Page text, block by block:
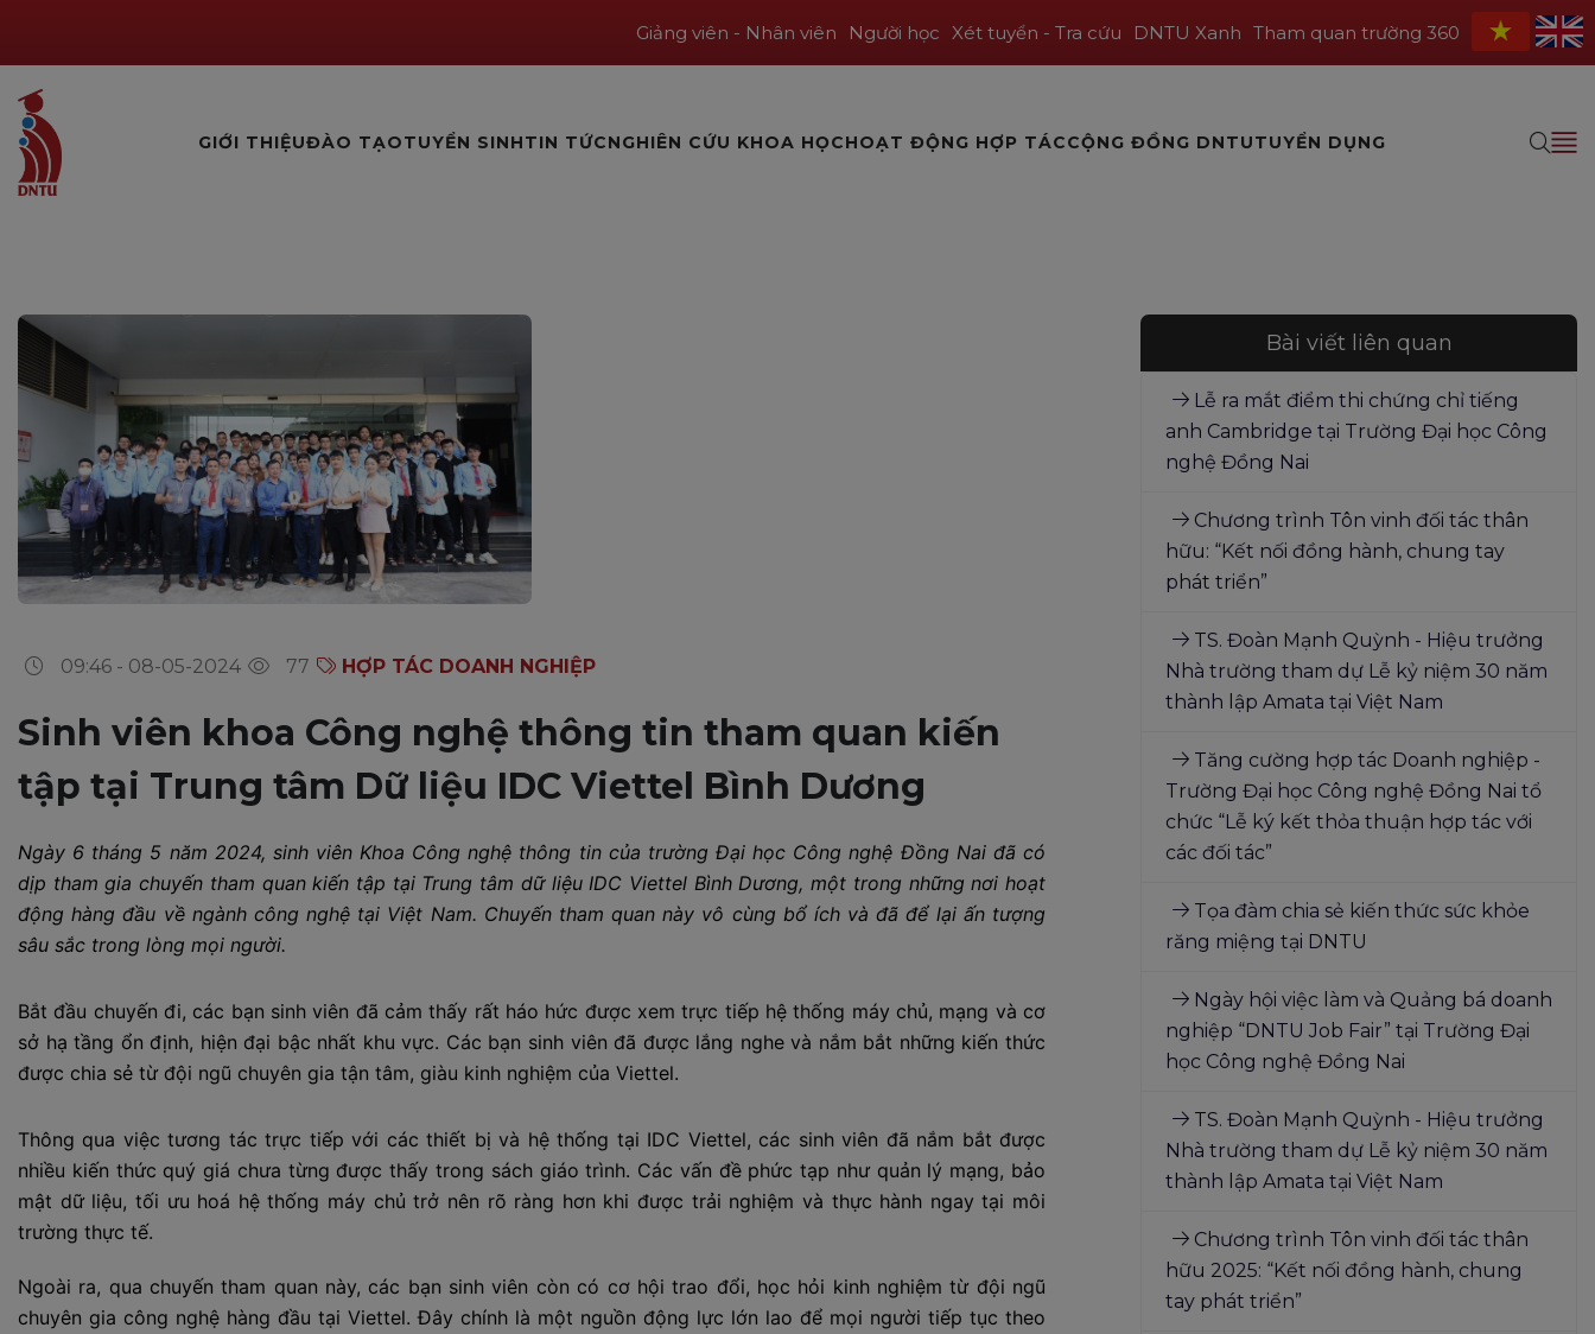
Giảng viên - Nhân viên Người học Xét tuyển - Tra cứu DNTU Xanh Tham quan trường 360
GIỚI THIỆUĐÀO TẠOTUYỂN SINHTIN TỨCNGHIÊN CỨU KHOA HỌCHOẠT ĐỘNG HỢP TÁCCỘNG ĐỒNG DNTUTUYỂN DỤNG
09:46 - 08-05-2024 77 HỢP TÁC DOANH NGHIỆP
Sinh viên khoa Công nghệ thông tin tham quan kiến
tập tại Trung tâm Dữ liệu IDC Viettel Bình Dương
Ngày 6 tháng 5 năm 2024, sinh viên Khoa Công nghệ thông tin của trường Đại học Công nghệ Đồng Nai đã có
dịp tham gia chuyến tham quan kiến tập tại Trung tâm dữ liệu IDC Viettel Bình Dương, một trong những nơi hoạt
động hàng đầu về ngành công nghệ tại Việt Nam. Chuyến tham quan này vô cùng bổ ích và đã để lại ấn tượng
sâu sắc trong lòng mọi người.
Bắt đầu chuyến đi, các bạn sinh viên đã cảm thấy rất háo hức được xem trực tiếp hệ thống máy chủ, mạng và cơ
sở hạ tầng ổn định, hiện đại bậc nhất khu vực. Các bạn sinh viên đã được lắng nghe và nắm bắt những kiến thức
được chia sẻ từ đội ngũ chuyên gia tận tâm, giàu kinh nghiệm của Viettel.
Thông qua việc tương tác trực tiếp với các thiết bị và hệ thống tại IDC Viettel, các sinh viên đã nắm bắt được
nhiều kiến thức quý giá chưa từng được thấy trong sách giáo trình. Các vấn đề phức tạp như quản lý mạng, bảo
mật dữ liệu, tối ưu hoá hệ thống máy chủ trở nên rõ ràng hơn khi được trải nghiệm và thực hành ngay tại môi
trường thực tế.
Ngoài ra, qua chuyến tham quan này, các bạn sinh viên còn có cơ hội trao đổi, học hỏi kinh nghiệm từ đội ngũ
chuyên gia công nghệ hàng đầu tại Viettel. Đây chính là một nguồn động lực lớn lao để mọi người tiếp tục theo
Bài viết liên quan
Lễ ra mắt điểm thi chứng chỉ tiếng
anh Cambridge tại Trường Đại học Công
nghệ Đồng Nai
Chương trình Tôn vinh đối tác thân
hữu: “Kết nối đồng hành, chung tay
phát triển”
TS. Đoàn Mạnh Quỳnh - Hiệu trưởng
Nhà trường tham dự Lễ kỷ niệm 30 năm
thành lập Amata tại Việt Nam
Tăng cường hợp tác Doanh nghiệp -
Trường Đại học Công nghệ Đồng Nai tổ
chức “Lễ ký kết thỏa thuận hợp tác với
các đối tác”
Tọa đàm chia sẻ kiến thức sức khỏe
răng miệng tại DNTU
Ngày hội việc làm và Quảng bá doanh
nghiệp “DNTU Job Fair” tại Trường Đại
học Công nghệ Đồng Nai
TS. Đoàn Mạnh Quỳnh - Hiệu trưởng
Nhà trường tham dự Lễ kỷ niệm 30 năm
thành lập Amata tại Việt Nam
Chương trình Tôn vinh đối tác thân
hữu 2025: “Kết nối đồng hành, chung
tay phát triển”